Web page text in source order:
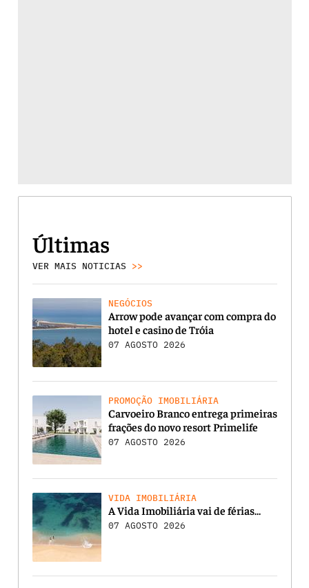
Últimas
VER MAIS NOTICIAS >>
NEGÓCIOS
Arrow pode avançar com compra do
hotel e casino de Tróia
07 AGOSTO 2026
PROMOÇÃO IMOBILIÁRIA
Carvoeiro Branco entrega primeiras
frações do novo resort Primelife
07 AGOSTO 2026
VIDA IMOBILIÁRIA
A Vida Imobiliária vai de férias…
07 AGOSTO 2026